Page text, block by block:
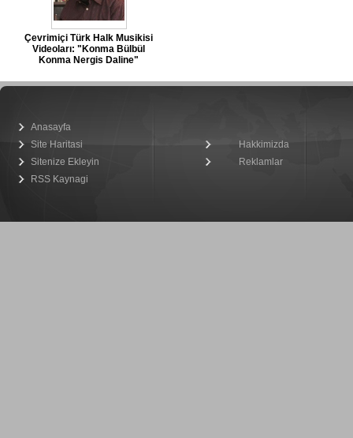
Çevrimiçi Türk Halk Musikisi
Videoları: "Konma Bülbül
Konma Nergis Daline"
Anasayfa
Site Haritasi
Sitenize Ekleyin
RSS Kaynagi
Hakkimizda
Reklamlar